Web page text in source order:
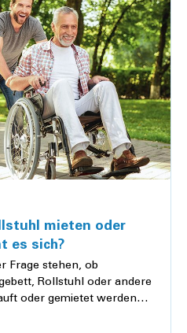
mieten oder
es sich?
Frage stehen, ob
Rollstuhl oder andere
oder gemietet werden